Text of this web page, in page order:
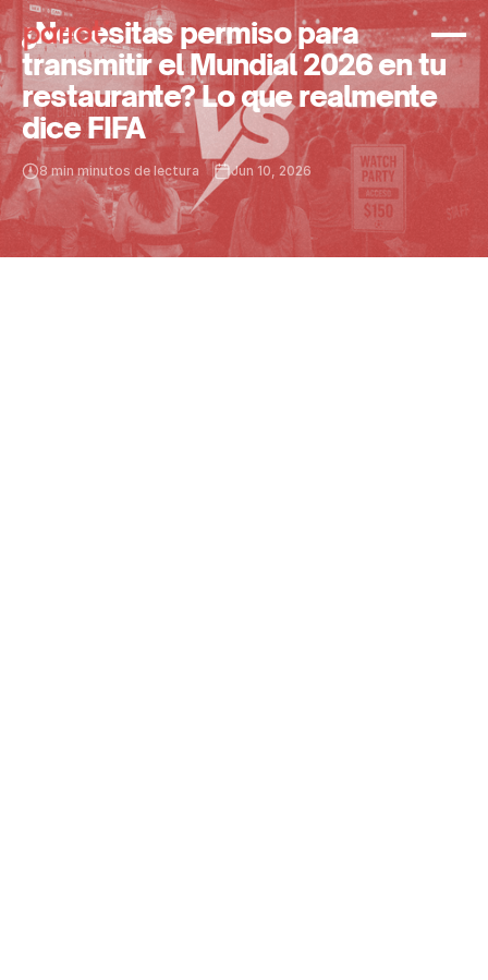
¿Necesitas permiso para
transmitir el Mundial 2026 en tu
restaurante? Lo que realmente
dice FIFA
8 min minutos de lectura Jun 10, 2026